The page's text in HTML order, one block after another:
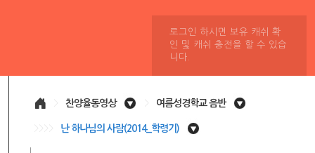
로그인 하시면 보유 캐쉬 확
인 및 캐쉬 충전을 할 수 있습
니다.
찬양율동영상 여름성경학교 음반
난 하나님의 사람(2014_학령기)